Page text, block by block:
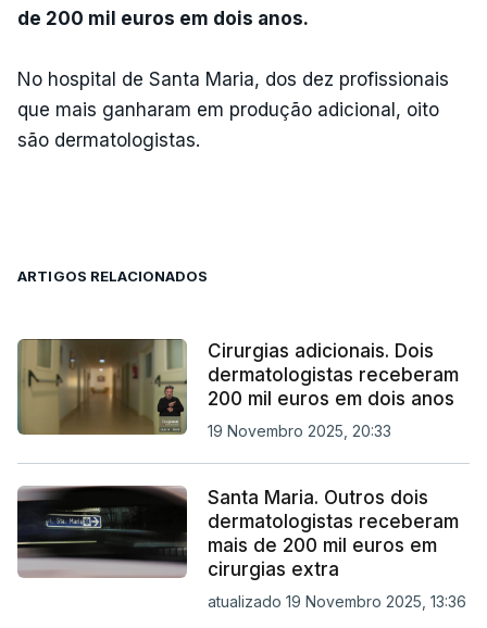
de 200 mil euros em dois anos.
No hospital de Santa Maria, dos dez profissionais
que mais ganharam em produção adicional, oito
são dermatologistas.
ARTIGOS RELACIONADOS
Cirurgias adicionais. Dois
dermatologistas receberam
200 mil euros em dois anos
19 Novembro 2025, 20:33
Santa Maria. Outros dois
dermatologistas receberam
mais de 200 mil euros em
cirurgias extra
atualizado 19 Novembro 2025, 13:36